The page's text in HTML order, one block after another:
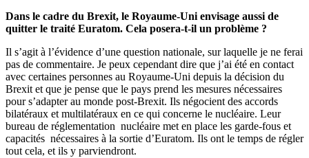
Dans le cadre du Brexit, le Royaume-Uni envisage aussi de
quitter le traité Euratom. Cela posera-t-il un problème ?
Il s’agit à l’évidence d’une question nationale, sur laquelle je ne ferai
pas de commentaire. Je peux cependant dire que j’ai été en contact
avec certaines personnes au Royaume-Uni depuis la décision du
Brexit et que je pense que le pays prend les mesures nécessaires
pour s’adapter au monde post-Brexit. Ils négocient des accords
bilatéraux et multilatéraux en ce qui concerne le nucléaire. Leur
bureau de réglementation nucléaire met en place les garde-fous et
capacités nécessaires à la sortie d’Euratom. Ils ont le temps de régler
tout cela, et ils y parviendront.